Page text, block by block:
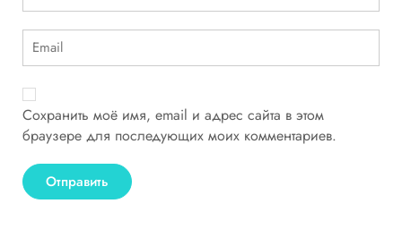
Сохранить моё имя, email и адрес сайта в этом
браузере для последующих моих комментариев.